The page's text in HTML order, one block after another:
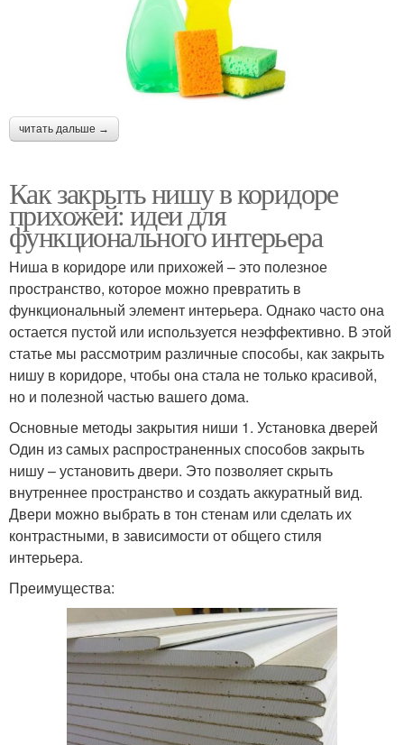
читать дальше →
Как закрыть нишу в коридоре
прихожей: идеи для
функционального интерьера
Ниша в коридоре или прихожей – это полезное
пространство, которое можно превратить в
функциональный элемент интерьера. Однако часто она
остается пустой или используется неэффективно. В этой
статье мы рассмотрим различные способы, как закрыть
нишу в коридоре, чтобы она стала не только красивой,
но и полезной частью вашего дома.
Основные методы закрытия ниши 1. Установка дверей
Один из самых распространенных способов закрыть
нишу – установить двери. Это позволяет скрыть
внутреннее пространство и создать аккуратный вид.
Двери можно выбрать в тон стенам или сделать их
контрастными, в зависимости от общего стиля
интерьера.
Преимущества: